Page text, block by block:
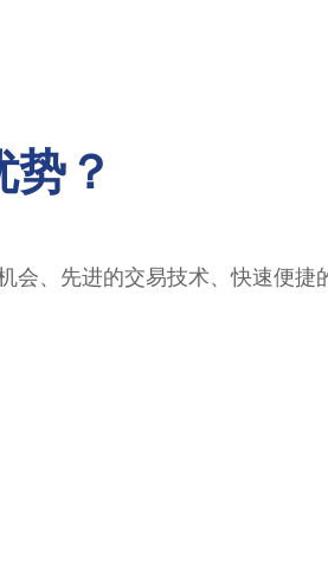
？
会、先进的交易技术、快速便捷